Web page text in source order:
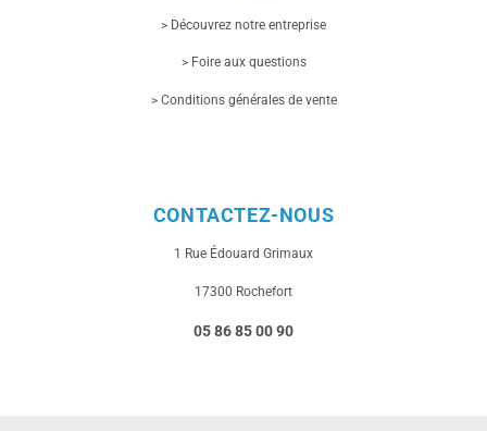
> Découvrez notre entreprise
> Foire aux questions
> Conditions générales de vente
CONTACTEZ-NOUS
1 Rue Édouard Grimaux
17300 Rochefort
05 86 85 00 90